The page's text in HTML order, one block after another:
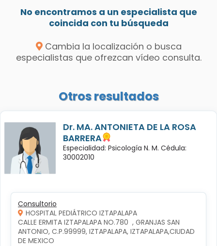
No encontramos a un especialista que
coincida con tu búsqueda
Cambia la localización o busca
especialistas que ofrezcan vídeo consulta.
Otros resultados
Dr. MA. ANTONIETA DE LA ROSA
BARRERA
Especialidad: Psicología N. M. Cédula:
30002010
Consultorio
HOSPITAL PEDIÁTRICO IZTAPALAPA
CALLE ERMITA IZTAPALAPA NO.780  , GRANJAS SAN
ANTONIO, C.P.99999, IZTAPALAPA, IZTAPALAPA,CIUDAD
DE MEXICO